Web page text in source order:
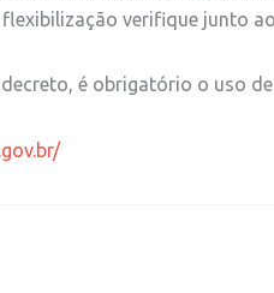
verifique junto
é obrigatório o uso